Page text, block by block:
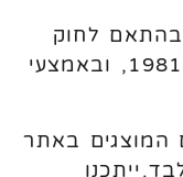
לחוק
הגנת הצרכן בישראל, תשמ"א-1981, ובאמצעי
המוצגים באתר